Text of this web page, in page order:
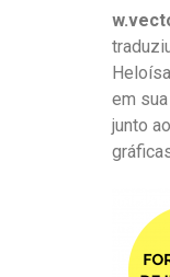
em
junto